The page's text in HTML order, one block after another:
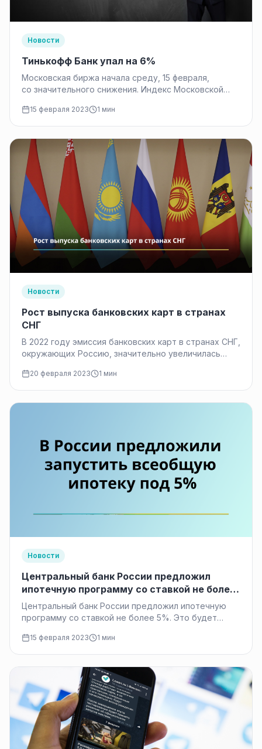
Новости
Тинькофф Банк упал на 6%
Московская биржа начала среду, 15 февраля,
со значительного снижения. Индекс Московской
свидетельствуют данные торгов на Московской
бирже на 10:21 по московскому…
15 февраля 2023 1 мин
Новости
Рост выпуска банковских карт в странах
СНГ
В 2022 году эмиссия банковских карт в странах СНГ,
окружающих Россию, значительно увеличилась
того,…
20 февраля 2023 1 мин
Новости
Центральный банк России предложил
ипотечную программу со ставкой не более
5%.
Центральный банк России предложил ипотечную
программу со ставкой не более 5%. Это будет
выданных финансовым…
15 февраля 2023 1 мин